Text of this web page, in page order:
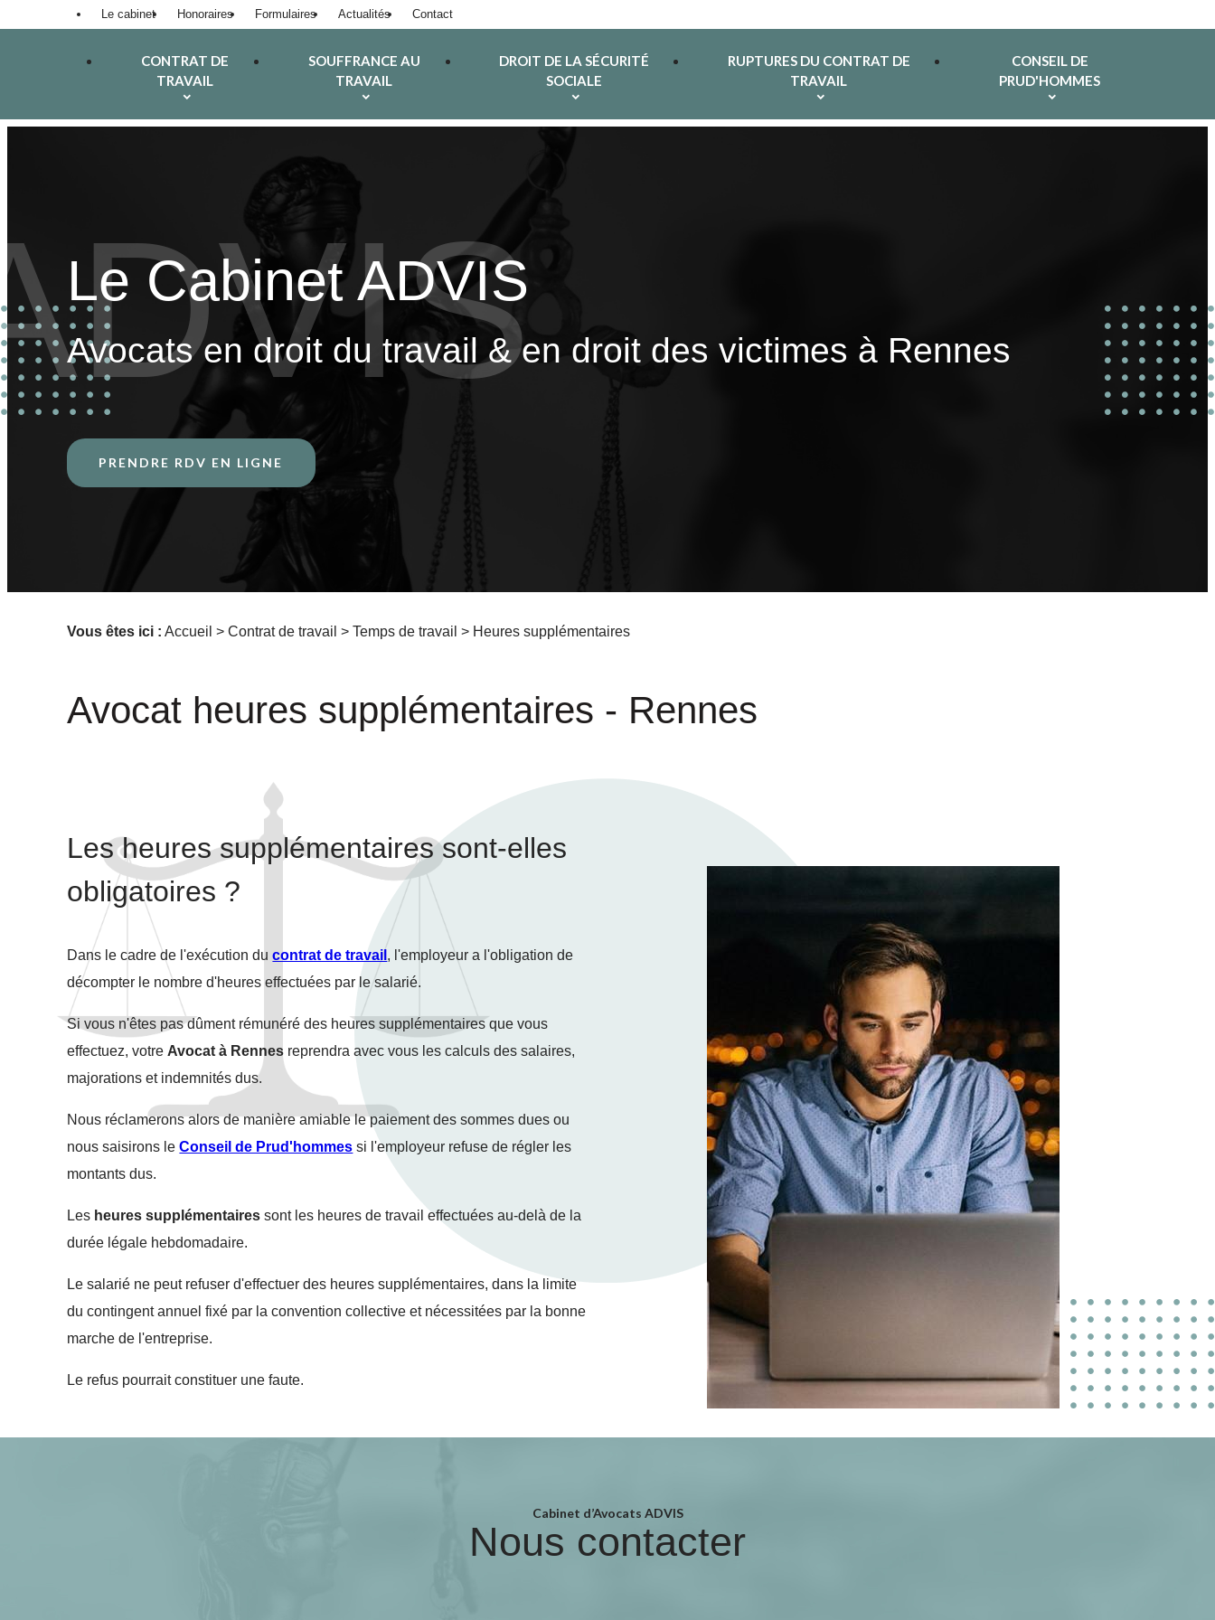
Le cabinet Honoraires Formulaires Actualités Contact
CONTRAT DE
TRAVAIL
SOUFFRANCE AU
TRAVAIL
DROIT DE LA SÉCURITÉ
SOCIALE
RUPTURES DU CONTRAT DE
TRAVAIL
CONSEIL DE
PRUD'HOMMES
Le Cabinet ADVIS
Avocats en droit du travail & en droit des victimes à Rennes
PRENDRE RDV EN LIGNE
Vous êtes ici : Accueil >Contrat de travail >Temps de travail > Heures supplémentaires
Avocat heures supplémentaires - Rennes
Les heures supplémentaires sont-elles
obligatoires ?
Dans le cadre de l'exécution ducontrat de travail , l'employeur a l'obligation de
décompter le nombre d'heures effectuées par le salarié.
Si vous n'êtes pas dûment rémunéré des heures supplémentaires que vous
effectuez, votre Avocat à Rennes reprendra avec vous les calculs des salaires,
majorations et indemnités dus.
Nous réclamerons alors de manière amiable le paiement des sommes dues ou
nous saisirons leConseil de Prud'hommes si l'employeur refuse de régler les
montants dus.
Les heures supplémentaires sont les heures de travail effectuées au-delà de la
durée légale hebdomadaire.
Le salarié ne peut refuser d'effectuer des heures supplémentaires, dans la limite
du contingent annuel fixé par la convention collective et nécessitées par la bonne
marche de l'entreprise.
Le refus pourrait constituer une faute.
Cabinet d’Avocats ADVIS
Nous contacter
Panneau de gestion des cookies